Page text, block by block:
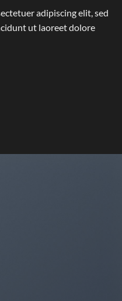
adipiscing elit, sed
ut laoreet dolore